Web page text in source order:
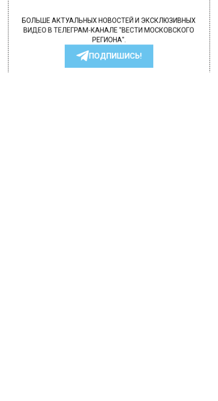
БОЛЬШЕ АКТУАЛЬНЫХ НОВОСТЕЙ И ЭКСКЛЮЗИВНЫХ
ВИДЕО В ТЕЛЕГРАМ-КАНАЛЕ "ВЕСТИ МОСКОВСКОГО
РЕГИОНА".
ПОДПИШИСЬ!